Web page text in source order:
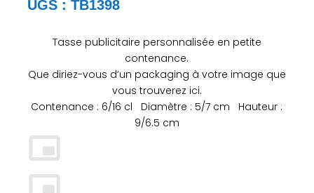
UGS : TB1398
Tasse publicitaire personnalisée en petite
contenance.
Que diriez-vous d’un packaging à votre image que
vous trouverez ici.
Contenance : 6/16 cl Diamètre : 5/7 cm Hauteur :
9/6.5 cm